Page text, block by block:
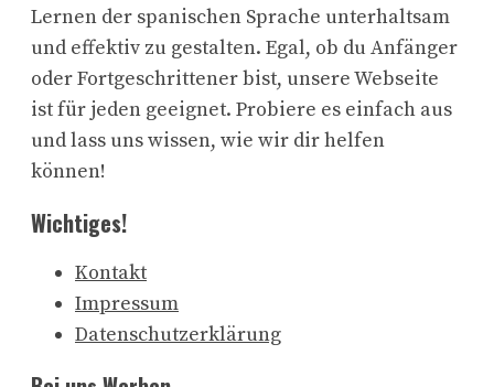
Lernen der spanischen Sprache unterhaltsam
und effektiv zu gestalten. Egal, ob du Anfänger
oder Fortgeschrittener bist, unsere Webseite
ist für jeden geeignet. Probiere es einfach aus
und lass uns wissen, wie wir dir helfen
können!
Wichtiges!
Kontakt
Impressum
Datenschutzerklärung